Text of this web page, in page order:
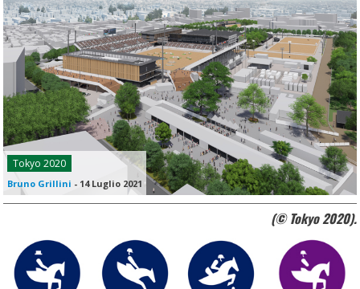
Tokyo 2020
Bruno Grillini - 14 Luglio 2021
(© Tokyo 2020).